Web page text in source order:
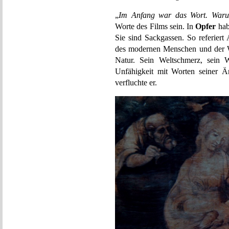
„Im Anfang war das Wort.
Worte des Films sein. InOpfer
Sie sind Sackgassen. So
des modernen Menschen und der
Natur. Sein Weltschmerz, sein
Unfähigkeit mit Worten seiner
verfluchte er.